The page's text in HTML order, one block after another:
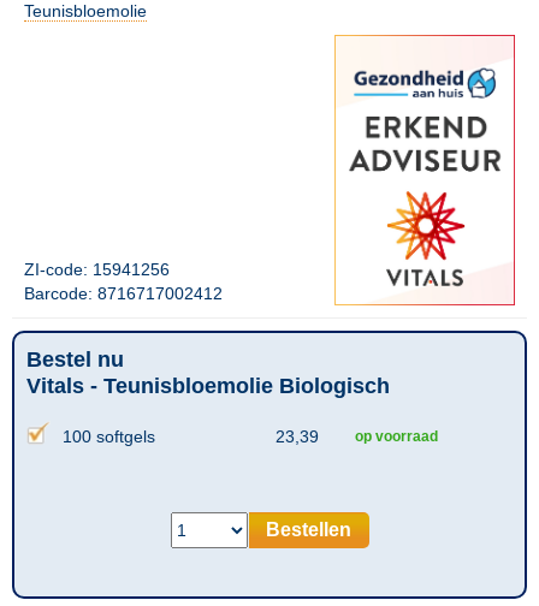
Teunisbloemolie
ZI-code: 15941256
Barcode: 8716717002412
Bestel nu
Vitals - Teunisbloemolie Biologisch
100 softgels 23,39 op voorraad
Bestellen